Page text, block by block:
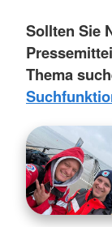
Sollten Sie
Thema